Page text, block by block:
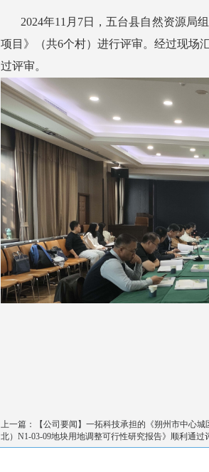
2024年11 月 7日， 五台县自然资源局
项目》（共6个村） 进行评审。经过现场
过评审。
上一篇：【公司要闻】一拓科技承担的《朔州市中心城
北）N1-03-09地块用地调整可行性研究报告》顺利通过